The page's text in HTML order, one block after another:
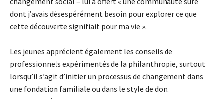
dont j’avais désespérément besoin pour explorer ce que
cette découverte signifiait pour ma vie ».
Les jeunes apprécient également les conseils de
professionnels expérimentés de la philanthropie, surtout
lorsqu’il s’agit d’initier un processus de changement dans
une fondation familiale ou dans le style de don.